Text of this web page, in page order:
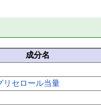
成分名
リセロール当量